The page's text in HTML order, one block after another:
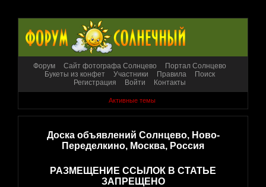
Форум Сайт фотографа Солнцево
Портал Солнцево
Букеты из конфет
Участники Правила
Поиск
Регистрация
Войти Контакты
Активные темы
Доска объявлений Солнцево, Ново-
Переделкино, Москва, Россия
РАЗМЕЩЕНИЕ ССЫЛОК В СТАТЬЕ
ЗАПРЕЩЕНО